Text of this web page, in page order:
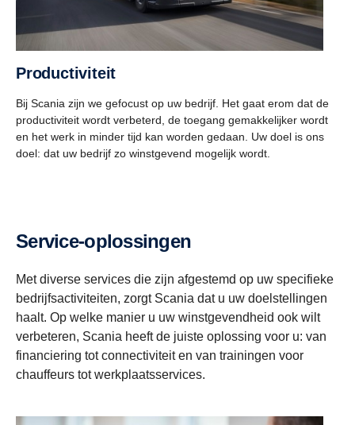
Productiviteit
Bij Scania zijn we gefocust op uw bedrijf. Het gaat erom dat de
productiviteit wordt verbeterd, de toegang gemakkelijker wordt
en het werk in minder tijd kan worden gedaan. Uw doel is ons
doel: dat uw bedrijf zo winstgevend mogelijk wordt.
Service-oplossingen
Met diverse services die zijn afgestemd op uw specifieke
bedrijfsactiviteiten, zorgt Scania dat u uw doelstellingen
haalt. Op welke manier u uw winstgevendheid ook wilt
verbeteren, Scania heeft de juiste oplossing voor u: van
financiering tot connectiviteit en van trainingen voor
chauffeurs tot werkplaatsservices.